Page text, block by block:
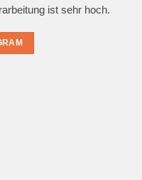
ist sehr hoch.